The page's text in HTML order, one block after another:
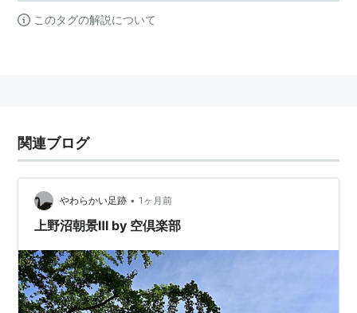
このタグの解説について
関連ブログ
やわらかい足跡 • 1ヶ月前
上野沼朝景Ⅲ by 空倶楽部